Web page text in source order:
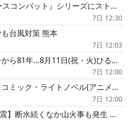
にストーリーがあることを多くの人は知らなかった!?『エースコンバット8』先行体験会レポ。衝撃的な内容も語られたトークショーの内容もお届け【イベントレポ】
7日 12:30
台風対策 熊本
7日 12:03
11日(祝・火)ひる12時55分から「池上彰の戦争を考えるSP2026」を放送
7日 12:00
コミック・ライトノベル(アニメイト特典付き)カレンダーまとめ一覧[8/7更新]
7日 12:00
事も発生 生活再建にボランティア本格始動 台風への備えも進む 30年愛されたかき氷店は解体【news23】